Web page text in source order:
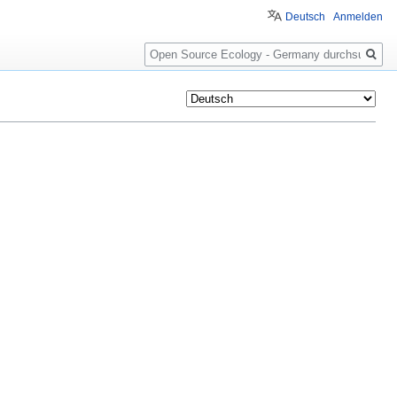
Deutsch Anmelden
Suche